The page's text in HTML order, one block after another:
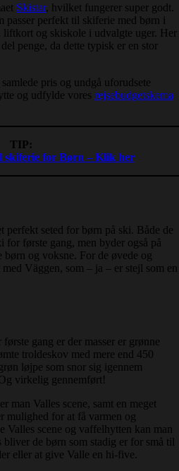
Skistar, hvilket fungerer super godt.
passer perfekt til skiferie med børn i
liftkort og skiskole i udvalgte uger. Her
penge, da dette typisk er en stor
pris og undgå uforudsete
og udfylde vores rejsebudgetskema
TIP:
skiferie for Børn – Klik her
perfekt seted for børn på ski. Både de
for første gang, men byder også på
og voksne. For de øvede og
Väggen, som – ja – er stejl som en
gang er der masser er grønne
troldeskov med mere end 450
løjpe som snor sig igennem
virkelig gennemført!
man Valles scene, samt en meget
mulighed for at få varmen og
scene og vaffelhytten kan man
bliver de børn som stadig er for små til
eller at give Valle en hi-five.